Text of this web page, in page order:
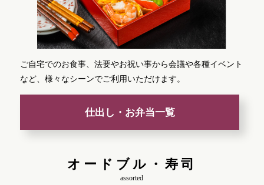
ご自宅でのお食事、法要やお祝い事から会議や各種イベント
など、様々なシーンでご利用いただけます。
仕出し・お弁当一覧
オードブル・寿司
assorted